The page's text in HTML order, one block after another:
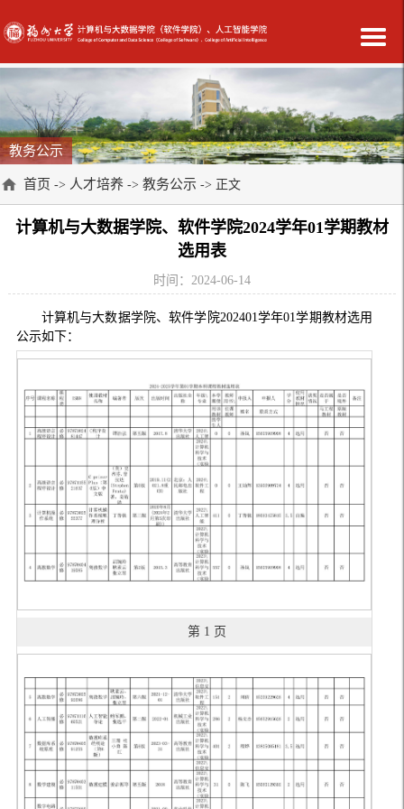
教务公示
首页 -> 人才培养 -> 教务公示 -> 正文
计算机与大数据学院、软件学院2024学年01学期教材
选用表
时间：2024-06-14
计算机与大数据学院、软件学院202401学年01学期教材选用
公示如下：
第 1 页